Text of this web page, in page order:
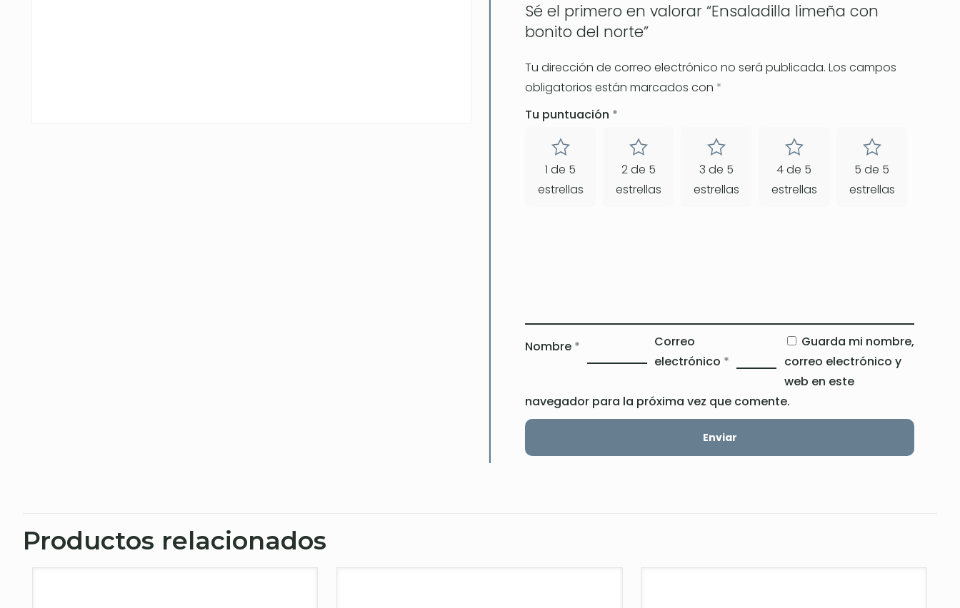
Sé el primero en valorar “Ensaladilla limeña con
bonito del norte”
Tu dirección de correo electrónico no será publicada. Los campos
obligatorios están marcados con *
Tu puntuación *
1 de 5
estrellas
2 de 5
estrellas
3 de 5
estrellas
4 de 5
estrellas
5 de 5
estrellas
Nombre *
Correo
electrónico *
Guarda mi nombre,
correo electrónico y
web en este
navegador para la próxima vez que comente.
Productos relacionados